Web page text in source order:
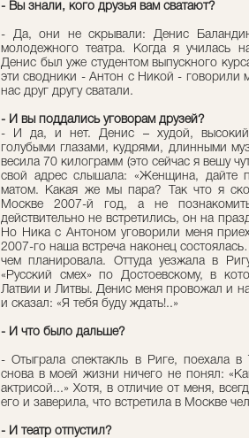
- Вы знали, кого друзья вам сватают?
- Да, они не скрывали: Денис Баландин
молодежного театра. Когда я училась
Денис был уже студентом выпускного
эти сводники - Антон с Никой - говорили
нас друг другу сватали.
- И вы поддались уговорам друзей?
- И да, и нет. Денис – худой,
голубыми глазами, кудрями, длинными
весила 70 килограмм (это сейчас я вешу
свой адрес слышала: «Женщина, дайте
матом. Какая же мы пара? Так что я
Москве 2007-й год, а не
действительно не встретились, он на
Но Ника с Антоном уговорили меня
2007-го наша встреча наконец
чем планировала. Оттуда уезжала в
«Русский смех» по Достоевскому, в
Латвии и Литвы. Денис меня провожал и
и сказал: «Я тебя буду ждать!..»
- И что было дальше?
- Отыграла спектакль в Риге, поехала в
снова в моей жизни ничего не понял:
актрисой...» Хотя, в отличие от меня,
его и заверила, что встретила в Москве
- И театр отпустил?